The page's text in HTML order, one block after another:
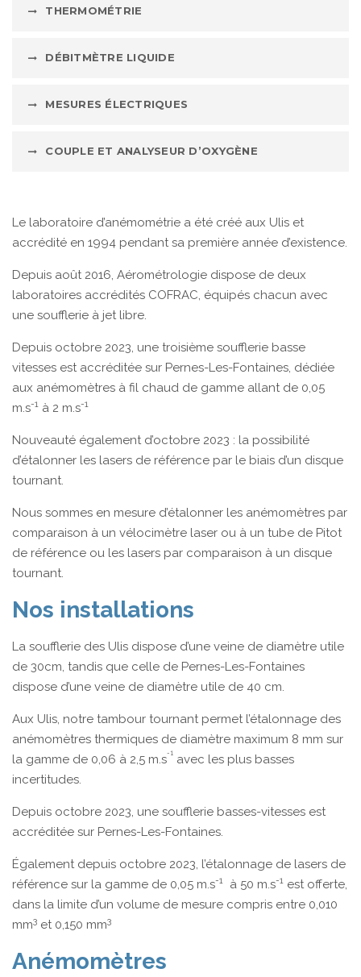
THERMOMÉTRIE
DÉBITMÈTRE LIQUIDE
MESURES ÉLECTRIQUES
COUPLE ET ANALYSEUR D’OXYGÈNE
Le laboratoire d’anémométrie a été créé aux Ulis et
accrédité en 1994 pendant sa première année d’existence.
Depuis août 2016, Aérométrologie dispose de deux
laboratoires accrédités COFRAC, équipés chacun avec
une soufflerie à jet libre.
Depuis octobre 2023, une troisième soufflerie basse
vitesses est accréditée sur Pernes-Les-Fontaines, dédiée
aux anémomètres à fil chaud de gamme allant de 0,05
m.s-1 à 2 m.s-1
Nouveauté également d’octobre 2023 : la possibilité
d’étalonner les lasers de référence par le biais d’un disque
tournant.
Nous sommes en mesure d’étalonner les anémomètres par
comparaison à un vélocimètre laser ou à un tube de Pitot
de référence ou les lasers par comparaison à un disque
tournant.
Nos installations
La soufflerie des Ulis dispose d’une veine de diamètre utile
de 30cm, tandis que celle de Pernes-Les-Fontaines
dispose d’une veine de diamètre utile de 40 cm.
Aux Ulis, notre tambour tournant permet l’étalonnage des
anémomètres thermiques de diamètre maximum 8 mm sur
la gamme de 0,06 à 2,5 m.s-1 avec les plus basses
incertitudes.
Depuis octobre 2023, une soufflerie basses-vitesses est
accréditée sur Pernes-Les-Fontaines.
Également depuis octobre 2023, l’étalonnage de lasers de
référence sur la gamme de 0,05 m.s-1 à 50 m.s-1 est offerte,
dans la limite d’un volume de mesure compris entre 0,010
mm3 et 0,150 mm3
Anémomètres